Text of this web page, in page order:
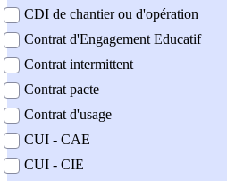
CDI de chantier ou d'opération
Contrat d'Engagement Educatif
Contrat intermittent
Contrat pacte
Contrat d'usage
CUI - CAE
CUI - CIE